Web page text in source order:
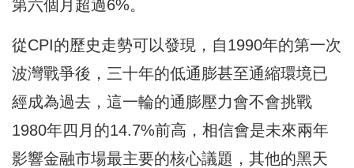
第六個月超過6%。
從CPI的歷史走勢可以發現，自1990年的第一次
波灣戰爭後，三十年的低通膨甚至通縮環境已
經成為過去，這一輪的通膨壓力會不會挑戰
1980年四月的14.7%前高，相信會是未來兩年
影響金融市場最主要的核心議題，其他的黑天